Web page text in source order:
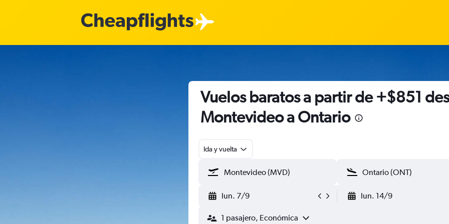
Vuelos baratos a partir de +$851
Montevideo a Ontario
Ida y vuelta
lun. 7/9 lun. 14/9
1 pasajero, Económica